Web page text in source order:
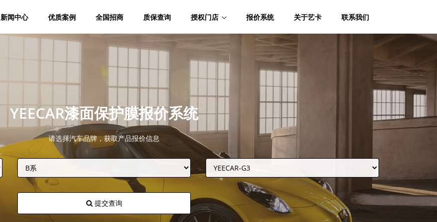
新闻中心 优质案例 全国招商 质保查询 授权门店 报价系统 关于艺卡 联系我们
YEECAR漆面保护膜报价系统
请选择汽车品牌，获取产品报价信息
提交查询